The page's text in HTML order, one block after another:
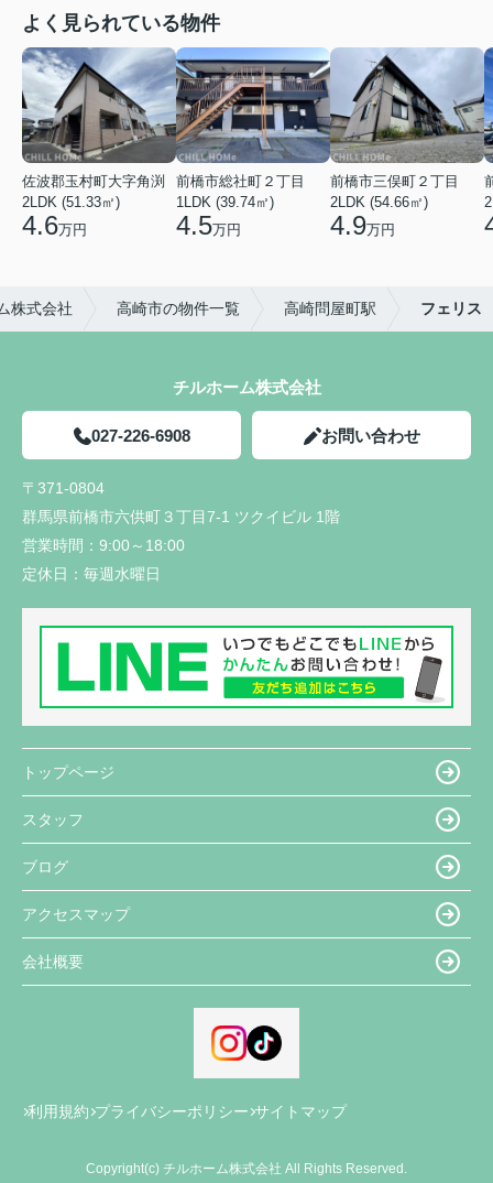
よく見られている物件
佐波郡玉村町大字角渕
2LDK (51.33㎡)
4.6万円
前橋市総社町２丁目
1LDK (39.74㎡)
4.5万円
前橋市三俣町２丁目
2LDK (54.66㎡)
4.9万円
株式会社 高崎市の物件一覧 高崎問屋町駅 フェリス
チルホーム株式会社
027-226-6908 お問い合わせ
〒371-0804
群馬県前橋市六供町３丁目7-1 ツクイビル 1階
営業時間： 9:00～18:00
定休日： 毎週水曜日
トップページ
スタッフ
ブログ
アクセスマップ
会社概要
利用規約 プライバシーポリシー サイトマップ
Copyright(c) チルホーム株式会社 All Rights Reserved.